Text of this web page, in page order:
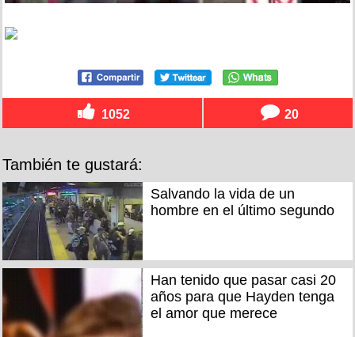
1052 20
También te gustará:
Salvando la vida de un
hombre en el último segundo
Han tenido que pasar casi 20
años para que Hayden tenga
el amor que merece